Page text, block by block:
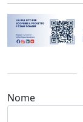
Nome